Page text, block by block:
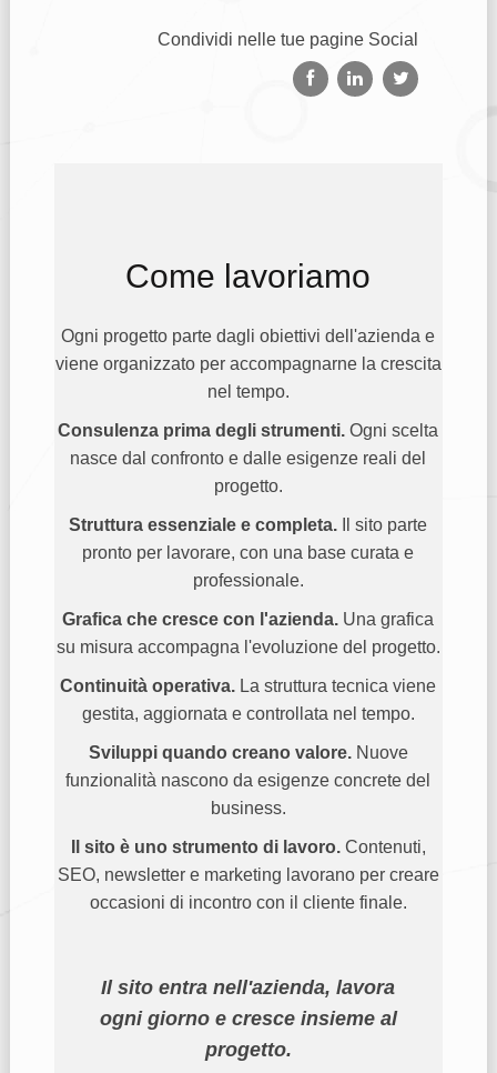
Condividi nelle tue pagine Social
Come lavoriamo
Ogni progetto parte dagli obiettivi dell'azienda e
viene organizzato per accompagnarne la crescita
nel tempo.
Consulenza prima degli strumenti. Ogni scelta
nasce dal confronto e dalle esigenze reali del
progetto.
Struttura essenziale e completa. Il sito parte
pronto per lavorare, con una base curata e
professionale.
Grafica che cresce con l'azienda. Una grafica
su misura accompagna l'evoluzione del progetto.
Continuità operativa. La struttura tecnica viene
gestita, aggiornata e controllata nel tempo.
Sviluppi quando creano valore.Nuove
funzionalità nascono da esigenze concrete del
business.
Il sito è uno strumento di lavoro.Contenuti,
SEO, newsletter e marketing lavorano per creare
occasioni di incontro con il cliente finale.
Il sito entra nell'azienda, lavora
ogni giorno e cresce insieme al
progetto.